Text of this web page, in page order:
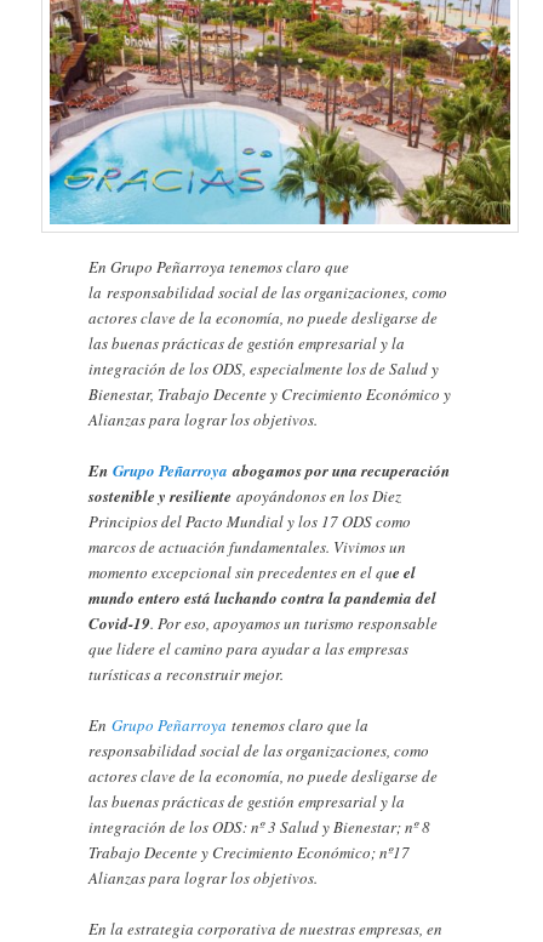
En Grupo Peñarroya tenemos claro que
la responsabilidad social de las organizaciones, como
actores clave de la economía, no puede desligarse de
las buenas prácticas de gestión empresarial y la
integración de los ODS, especialmente los de Salud y
Bienestar, Trabajo Decente y Crecimiento Económico y
Alianzas para lograr los objetivos.
EnGrupo Peñarroya abogamos por una recuperación
sostenible y resiliente apoyándonos en los Diez
Principios del Pacto Mundial y los 17 ODS como
marcos de actuación fundamentales. Vivimos un
momento excepcional sin precedentes en el que el
mundo entero está luchando contra la pandemia del
Covid-19. Por eso, apoyamos un turismo responsable
que lidere el camino para ayudar a las empresas
turísticas a reconstruir mejor.
EnGrupo Peñarroya tenemos claro que la
responsabilidad social de las organizaciones, como
actores clave de la economía, no puede desligarse de
las buenas prácticas de gestión empresarial y la
integración de los ODS: nº 3 Salud y Bienestar; nº 8
Trabajo Decente y Crecimiento Económico; nº17
Alianzas para lograr los objetivos.
En la estrategia corporativa de nuestras empresas, en